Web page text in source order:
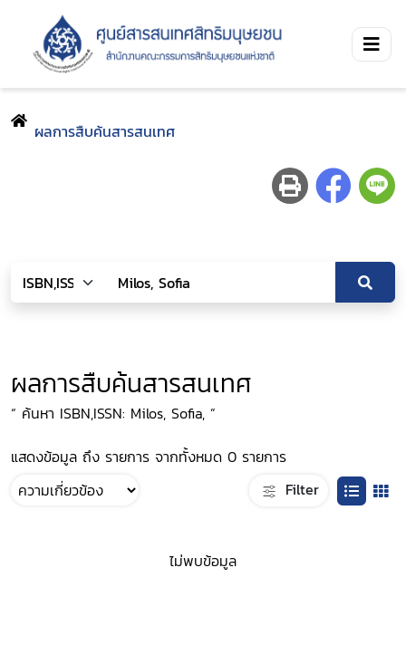
ผลการสืบค้นสารสนเทศ
ผลการสืบค้นสารสนเทศ
“ ค้นหา ISBN,ISSN: Milos, Sofia, ”
แสดงข้อมูล ถึง รายการ จากทั้งหมด 0 รายการ
Filter
ไม่พบข้อมูล